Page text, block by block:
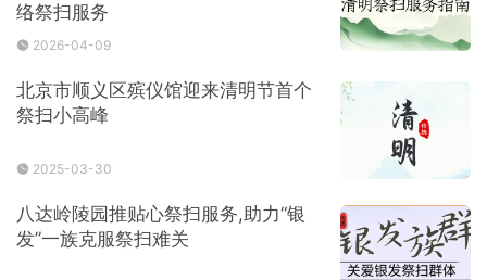
络祭扫服务
2026-04-09
北京市顺义区殡仪馆迎来清明节首个
祭扫小高峰
2025-03-30
八达岭陵园推贴心祭扫服务,助力“银
发”一族克服祭扫难关